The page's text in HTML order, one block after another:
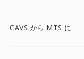
CAVS から MTS に